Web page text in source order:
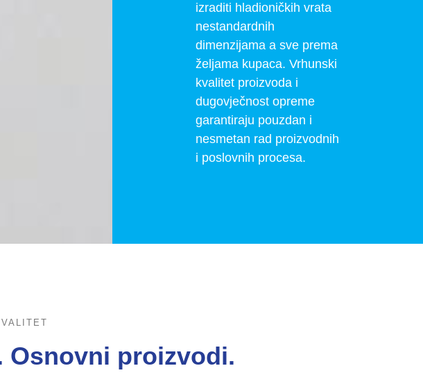
izraditi hladioničkih vrata
nestandardnih
dimenzijama a sve prema
željama kupaca. Vrhunski
kvalitet proizvoda i
dugovječnost opreme
garantiraju pouzdan i
nesmetan rad proizvodnih
i poslovnih procesa.
Osnovni proizvodi.